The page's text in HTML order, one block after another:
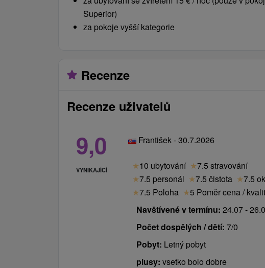
Check in / Check out:14:00 hod. / 10:00 hod.
Superior)
za pokoje vyšší kategorie
Recenze
Recenze uživatelů
9,0
VYNIKAJÍCÍ
František - 30.7.2026
★10 ubytování ★7.5 stravování
★7.5 personál ★7.5 čistota ★7.5
★7.5 Poloha ★5 Poměr cena /
Navštívené v termínu: 24.07 -
Počet dospělých / dětí: 7/0
Pobyt: Letný pobyt
plusy: vsetko bolo dobre